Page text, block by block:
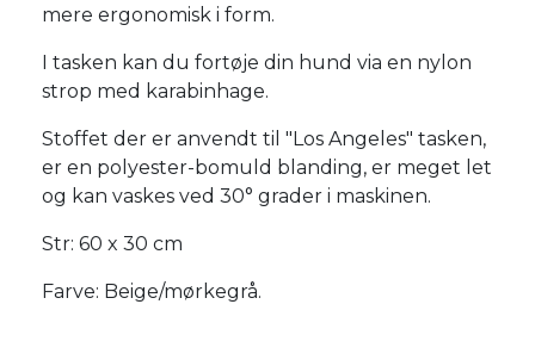
mere ergonomisk i form.
I tasken kan du fortøje din hund via en nylon
strop med karabinhage.
Stoffet der er anvendt til "Los Angeles" tasken,
er en polyester-bomuld blanding, er meget let
og kan vaskes ved 30° grader i maskinen.
Str: 60 x 30 cm
Farve: Beige/mørkegrå.